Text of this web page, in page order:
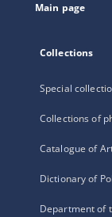
Main page
Collections
Special
Collections of
Catalogue of
Dictionary of
Department of